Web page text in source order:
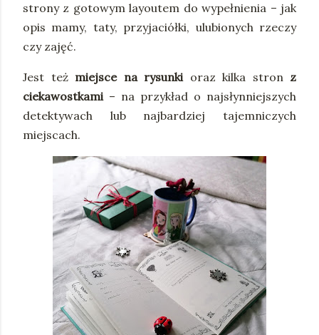
strony z gotowym layoutem do wypełnienia – jak
opis mamy, taty, przyjaciółki, ulubionych rzeczy
czy zajęć.
Jest też miejsce na rysunkioraz kilka stron z
ciekawostkami– na przykład o najsłynniejszych
detektywach lub najbardziej tajemniczych
miejscach.